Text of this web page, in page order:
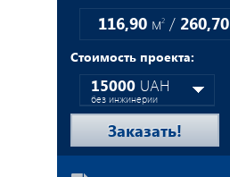
Как заказать
116,90 м2 / 260,70
Стоимость проекта:
15000 UAH
без инжинерии
20160UAH
с инжинерией
Заказать!